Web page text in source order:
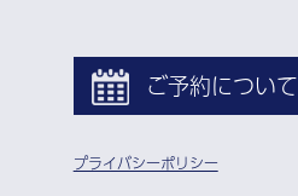
ご予約について
プライバシーポリシー